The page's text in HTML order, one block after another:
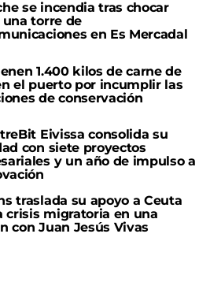
se incendia tras chocar
una torre de
en Es Mercadal
1.400 kilos de carne de
el puerto por incumplir las
de conservación
Eivissa consolida su
con siete proyectos
y un año de impulso a
traslada su apoyo a Ceuta
crisis migratoria en una
con Juan Jesús Vivas